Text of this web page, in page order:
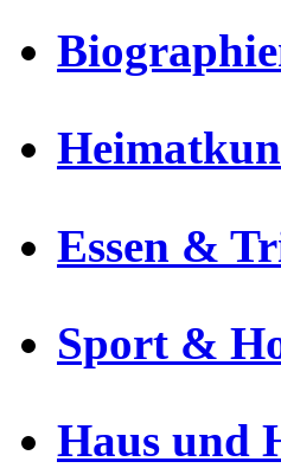
Essen &
Sport &
Haus und